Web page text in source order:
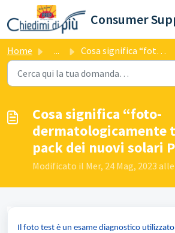
Salta al contenuto principale
Consumer
Home ... Cosa significa “foto-dermatologicamente testato” sul pack...
Cosa significa “foto-
dermatologicamente
pack dei nuovi solari
Modificato il Mer, 24 Mag, 2023 alle
Il foto test è un esame diagnostico